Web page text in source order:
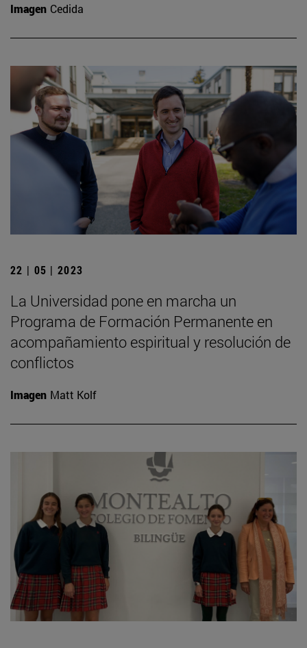
Imagen Cedida
22 | 05 | 2023
La Universidad pone en marcha un
Programa de Formación Permanente en
acompañamiento espiritual y resolución de
conflictos
Imagen Matt Kolf